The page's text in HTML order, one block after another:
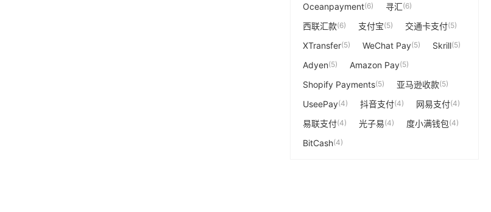
Oceanpayment(6) 寻汇(6)
西联汇款(6) 支付宝(5) 交通卡支付(5)
XTransfer(5) WeChat Pay(5) Skrill(5)
Adyen(5) Amazon Pay(5)
Shopify Payments(5) 亚马逊收款(5)
UseePay(4) 抖音支付(4) 网易支付(4)
易联支付(4) 光子易(4) 度小满钱包(4)
BitCash(4)